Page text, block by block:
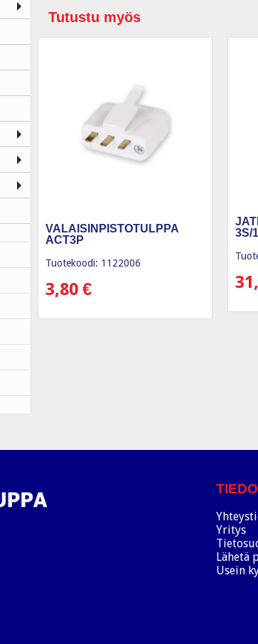
Tutustu myös
VALAISINPISTOTULPPA
ACT3P
Tuotekoodi: 1122006
3,80 €
3S/
Yritys
Lähetä
Usein